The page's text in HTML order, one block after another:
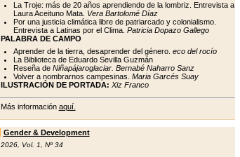
La Troje: más de 20 años aprendiendo de la lombriz. Entrevista a
Laura Aceituno Mata. Vera Bartolomé Díaz
Por una justicia climática libre de patriarcado y colonialismo.
Entrevista a Latinas por el Clima. Patricia Dopazo Gallego
PALABRA DE CAMPO
Aprender de la tierra, desaprender del género. eco del rocío
La Biblioteca de Eduardo Sevilla Guzmán
Reseña de Niñapájaroglaciar. Bernabé Naharro Sanz
Volver a nombrarnos campesinas. Maria Garcés Suay
ILUSTRACIÓN DE PORTADA: Xiz Franco
Más información aquí.
Gender & Development
2026, Vol. 1 Nº 34